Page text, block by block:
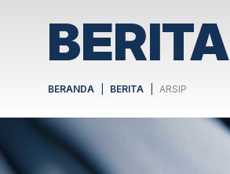
BERITA
BERANDA BERITA ARSIP